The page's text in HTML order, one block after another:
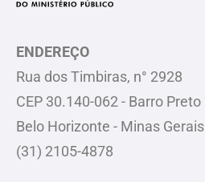
ENDEREÇO
Rua dos Timbiras, n° 2928
CEP 30.140-062 - Barro Preto
Belo Horizonte - Minas Gerais
(31) 2105-4878